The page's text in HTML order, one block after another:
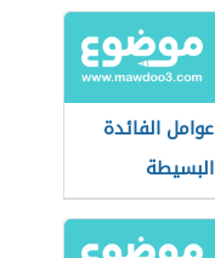
عوامل الفائدة
البسيطة